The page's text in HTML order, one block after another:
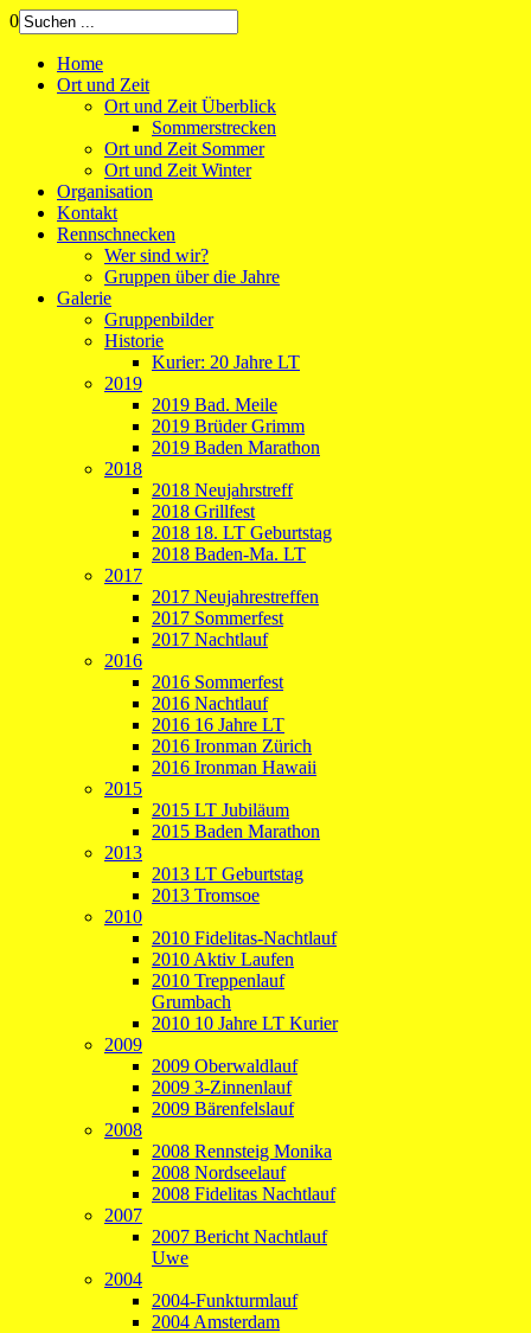
0
Home
Ort und Zeit
Ort und Zeit Überblick
Sommerstrecken
Ort und Zeit Sommer
Ort und Zeit Winter
Organisation
Kontakt
Rennschnecken
Wer sind wir?
Gruppen über die Jahre
Galerie
Gruppenbilder
Historie
Kurier: 20 Jahre LT
2019
2019 Bad. Meile
2019 Brüder Grimm
2019 Baden Marathon
2018
2018 Neujahrstreff
2018 Grillfest
2018 18. LT Geburtstag
2018 Baden-Ma. LT
2017
2017 Neujahrestreffen
2017 Sommerfest
2017 Nachtlauf
2016
2016 Sommerfest
2016 Nachtlauf
2016 16 Jahre LT
2016 Ironman Zürich
2016 Ironman Hawaii
2015
2015 LT Jubiläum
2015 Baden Marathon
2013
2013 LT Geburtstag
2013 Tromsoe
2010
2010 Fidelitas-Nachtlauf
2010 Aktiv Laufen
2010 Treppenlauf
Grumbach
2010 10 Jahre LT Kurier
2009
2009 Oberwaldlauf
2009 3-Zinnenlauf
2009 Bärenfelslauf
2008
2008 Rennsteig Monika
2008 Nordseelauf
2008 Fidelitas Nachtlauf
2007
2007 Bericht Nachtlauf
Uwe
2004
2004-Funkturmlauf
2004 Amsterdam